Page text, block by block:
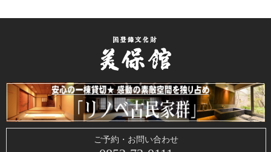
稿:
ご予約・お問い合わせ